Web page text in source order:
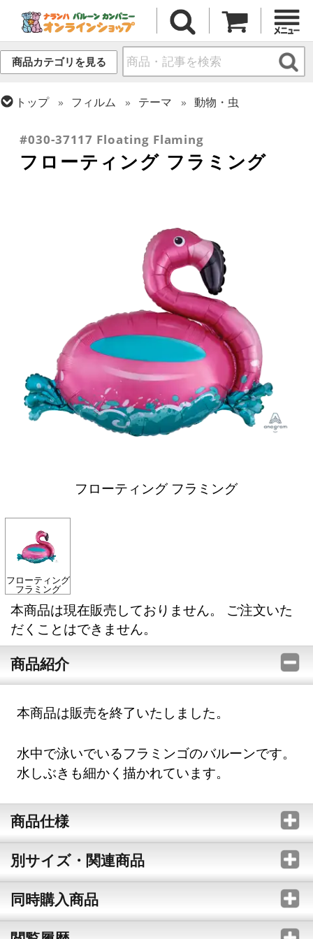
商品カテゴリを見る
トップ フィルム テーマ
動物・虫
#030-37117 Floating Flaming
フローティング フラミング
フローティング フラミング
フローティング
フラミング
本商品は現在販売しておりません。 ご注文いた
だくことはできません。
商品紹介
本商品は販売を終了いたしました。
水中で泳いでいるフラミンゴのバルーンです。
水しぶきも細かく描かれています。
商品仕様
別サイズ・関連商品
同時購入商品